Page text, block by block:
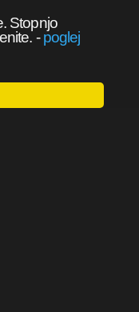
Stopnjo
-poglej